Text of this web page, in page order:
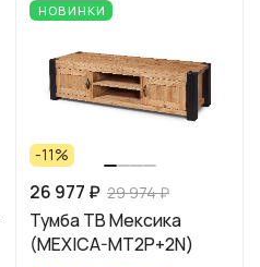
НОВИНКИ
-11%
26 977 ₽ 29 974 ₽
Тумба ТВ Мексика
(MEXICA-MT2P+2N)